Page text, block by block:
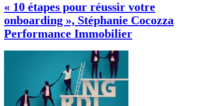
« 10 étapes pour réussir votre
onboarding », Stéphanie Cocozza
Performance Immobilier